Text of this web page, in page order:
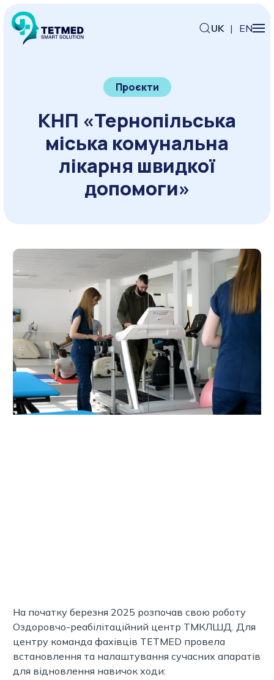
UK | EN
Проєкти
КНП «Тернопільська
міська комунальна
лікарня швидкої
допомоги»
На початку березня 2025 розпочав свою роботу
Оздоровчо-реабілітаційний центр ТМКЛШД. Для
центру команда фахівців TETMED провела
встановлення та налаштування сучасних апаратів
для відновлення навичок ходи: